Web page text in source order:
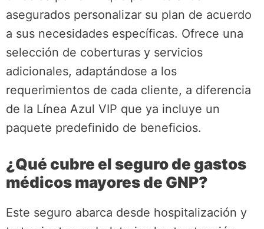
asegurados personalizar su plan de acuerdo
a sus necesidades específicas. Ofrece una
selección de coberturas y servicios
adicionales, adaptándose a los
requerimientos de cada cliente, a diferencia
de la Línea Azul VIP que ya incluye un
paquete predefinido de beneficios.
¿Qué cubre el seguro de gastos
médicos mayores de GNP?
Este seguro abarca desde hospitalización y